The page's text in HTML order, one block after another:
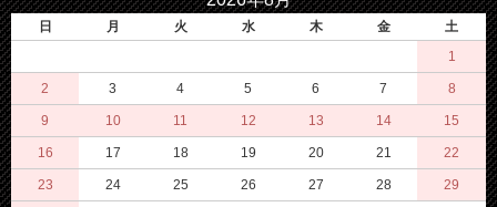
日 月 火 水 木 金
土
1
2 3 4 5 6 7 8
9 10 11 12 13 14 15
16 17 18 19 20 21 22
23 24 25 26 27 28 29